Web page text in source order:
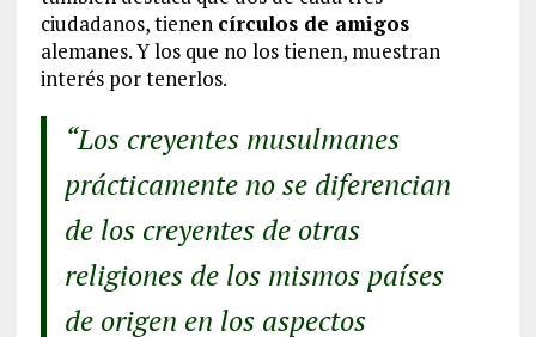
ciudadanos, tienen círculos de amigos
alemanes. Y los que no los tienen, muestran
interés por tenerlos.
“Los creyentes musulmanes
prácticamente no se diferencian
de los creyentes de otras
religiones de los mismos países
de origen en los aspectos